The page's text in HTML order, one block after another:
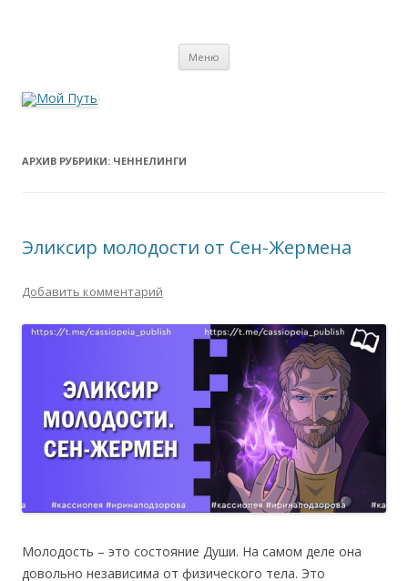
Меню
АРХИВ РУБРИКИ: ЧЕННЕЛИНГИ
Эликсир молодости от Сен-Жермена
Добавить комментарий
Молодость – это состояние Души. На самом деле она
довольно независима от физического тела. Это